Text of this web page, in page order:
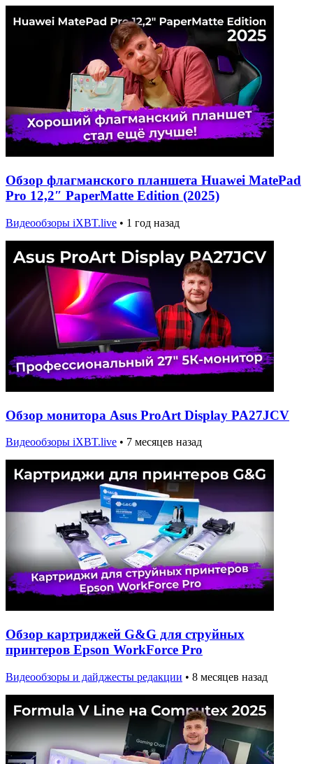
Обзор флагманского планшета Huawei MatePad
Pro 12,2″ PaperMatte Edition (2025)
Видеообзоры iXBT.live • 1 год назад
Обзор монитора Asus ProArt Display PA27JCV
Видеообзоры iXBT.live • 7 месяцев назад
Обзор картриджей G&G для струйных
принтеров Epson WorkForce Pro
Видеообзоры и дайджесты редакции • 8 месяцев назад